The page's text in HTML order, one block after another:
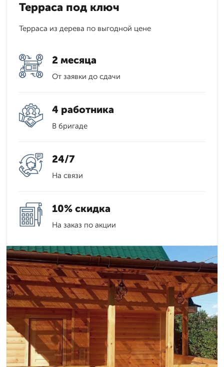
Терраса под ключ
Терраса из дерева по выгодной цене
2 месяца
От заявки до сдачи
4 работника
В бригаде
24/7
На связи
10% скидка
На заказ по акции